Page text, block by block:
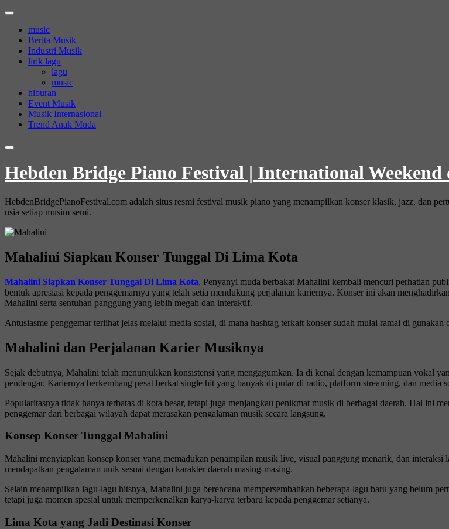
Skip
contentmusic
Berita Musik
Industri Musik
lirik lagu
lagu
music
hiburan
Event Musik
Musik Internasional
Trend Anak Muda
Hebden Bridge Piano Festival | International
HebdenBridgePianoFestival.com adalah situs resmi festival musik piano yang menampilkan konser klasik, jazz, dan
usia setiap musim semi.
Mahalini Siapkan Konser Tunggal Di Lima Kota
Mahalini Siapkan Konser Tunggal Di Lima Kota, Penyanyi muda berbakat Mahalini kembali mencuri perhatian
bentuk apresiasi kepada penggemarnya yang telah setia mendukung perjalanan kariernya. Konser ini akan
Mahalini serta sentuhan panggung yang lebih megah dan interaktif.
Antusiasme penggemar terlihat jelas melalui media sosial, di mana hashtag terkait konser sudah mulai ramai di gunakan
Mahalini dan Perjalanan Karier Musiknya
Sejak debutnya, Mahalini telah menunjukkan konsistensi yang mengagumkan. Ia di kenal dengan kemampuan vokal
pendengar. Kariernya berkembang pesat berkat single hit yang banyak di putar di radio, platform streaming, dan media
Popularitasnya tidak hanya terbatas di kota besar, tetapi juga menjangkau penikmat musik di berbagai daerah. Hal ini
penggemar dari berbagai wilayah dapat merasakan pengalaman musik secara langsung.
Konsep Konser Tunggal Mahalini
Mahalini menyiapkan konsep konser yang memadukan penampilan musik live, visual panggung menarik, dan interaksi
mendapatkan pengalaman unik sesuai dengan karakter daerah masing-masing.
Selain menampilkan lagu-lagu hitsnya, Mahalini juga berencana mempersembahkan beberapa lagu baru yang belum
tetapi juga momen spesial untuk memperkenalkan karya-karya terbaru kepada penggemar setianya.
Lima Kota yang Jadi Destinasi Konser